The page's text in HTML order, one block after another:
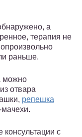
а
терапия не
раньше.
можно
отвара
репешка
с